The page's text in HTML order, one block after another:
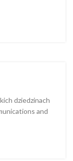
dziedzinach
and